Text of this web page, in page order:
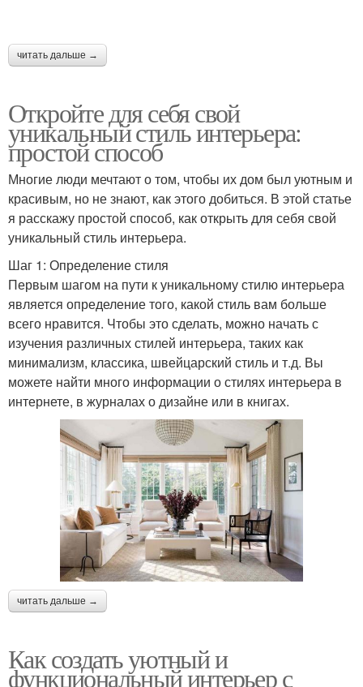
читать дальше →
Откройте для себя свой
уникальный стиль интерьера:
простой способ
Многие люди мечтают о том, чтобы их дом был уютным и
красивым, но не знают, как этого добиться. В этой статье
я расскажу простой способ, как открыть для себя свой
уникальный стиль интерьера.
Шаг 1: Определение стиля
Первым шагом на пути к уникальному стилю интерьера
является определение того, какой стиль вам больше
всего нравится. Чтобы это сделать, можно начать с
изучения различных стилей интерьера, таких как
минимализм, классика, швейцарский стиль и т.д. Вы
можете найти много информации о стилях интерьера в
интернете, в журналах о дизайне или в книгах.
читать дальше →
Как создать уютный и
функциональный интерьер с